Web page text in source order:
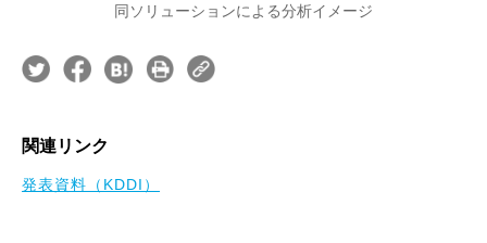
同ソリューションによる分析イメージ
関連リンク
発表資料（KDDI）